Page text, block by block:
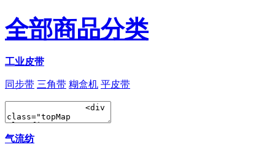
全部商品分类
工业皮带
同步带 三角带 糊盒机 平皮带
气流纺